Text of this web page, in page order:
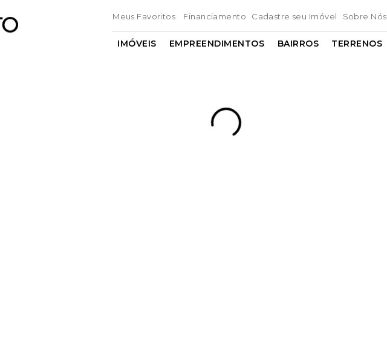
Meus Favoritos Financiamento Cadastre seu Imóvel Sobre Nós
IMÓVEIS EMPREENDIMENTOS BAIRROS TERRENOS